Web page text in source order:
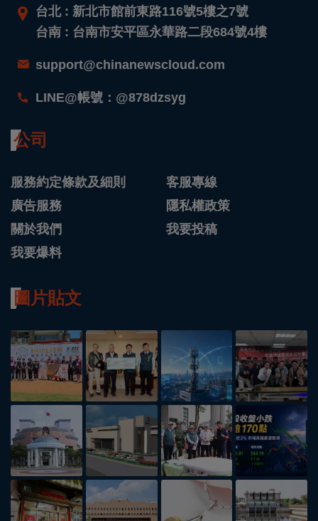
台北 : 新北市館前東路116號5樓之7號
台南 : 台南市安平區永華路二段684號4樓
support@chinanewscloud.com
LINE@帳號：@878dzsyg
公司
服務約定條款及細則
客服專線
廣告服務
隱私權政策
關於我們
我要投稿
我要爆料
圖片貼文